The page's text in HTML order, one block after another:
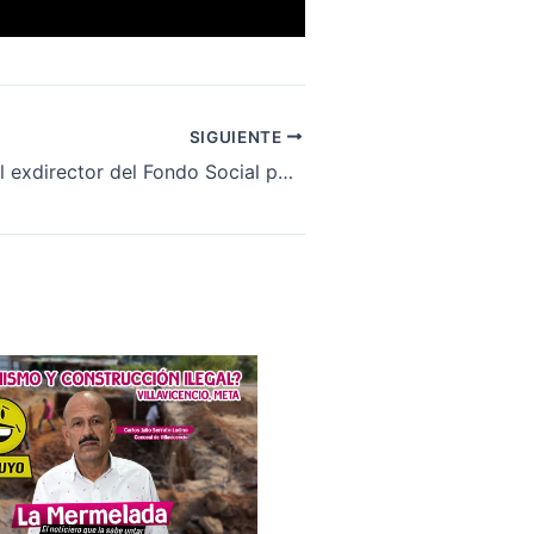
SIGUIENTE
Represalias del exdirector del Fondo Social para le Educación Superior del Meta